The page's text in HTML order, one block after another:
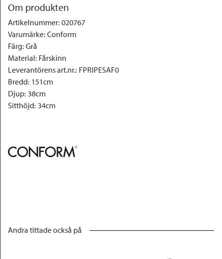
Om produkten
Artikelnummer: 020767
Varumärke: Conform
Färg: Grå
Material: Fårskinn
Leverantörens art.nr.: FPRIPESAF0
Bredd: 151cm
Djup: 38cm
Sitthöjd: 34cm
Andra tittade också på